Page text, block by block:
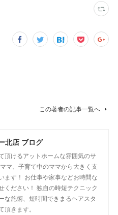
この著者の記事一覧へ
北店 ブログ
頂けるアットホームな雰囲気のサ
マ、子育て中のママから大きく支
ます！ お仕事や家事などお時間な
ください！ 独自の時短テクニック
な施術、短時間できまるヘアスタ
頂きます。